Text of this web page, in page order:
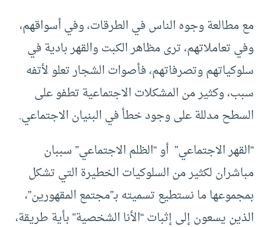
مع مطالعة وجوه الناس في الطرقات، وفي أسواقهم،
وفي تعاملاتهم، ترى مظاهر الكبت والقهر بادية في
سلوكياتهم وتصرفاتهم، فأصوات الشجار تعلو لأتفه
سبب، وكثير من المشكلات الاجتماعية تطفو على
السطح مدللة على وجود خطأ في البنيان الاجتماعي.
“القهر الاجتماعي” أو “الظلم الاجتماعي” سببان
مباشران لكثير من السلوكيات الخطيرة التي تشكل
بمجموعها ما نستطيع تسميته بـ”مجتمع المقهورين”،
الذين يسعون إلى إثبات “الأنا الشخصية” بأية طريقة،